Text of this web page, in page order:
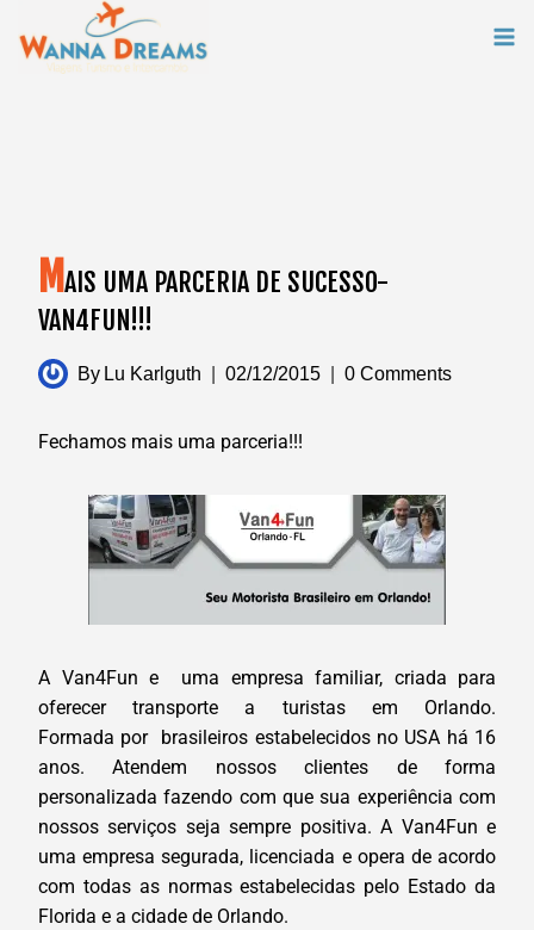
content
M AIS UMA PARCERIA DE SUCESSO-
VAN4FUN!!!
By Lu Karlguth 02/12/2015 0 Comments
Fechamos mais uma parceria!!!
A Van4Fun e uma empresa familiar, criada para
oferecer transporte a turistas em Orlando.
Formada por brasileiros estabelecidos no USA há 16
anos. Atendem nossos clientes de forma
personalizada fazendo com que sua experiência com
nossos serviços seja sempre positiva. A Van4Fun e
uma empresa segurada, licenciada e opera de acordo
com todas as normas estabelecidas pelo Estado da
Florida e a cidade de Orlando.